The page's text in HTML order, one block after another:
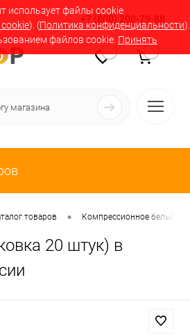
использует файлы cookie
). (Политика конфиденциальности).
файлов cookie. Принять
+7 (800) 200-79-88
товаров • Компрессионное бельё в
20 штук) в